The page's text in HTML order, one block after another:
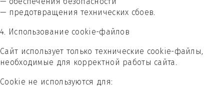
— предотвращения технических сбоев.
4. Использование cookie-файлов
Сайт использует только технические cookie-файлы,
необходимые для корректной работы сайта.
Cookie не используются для: